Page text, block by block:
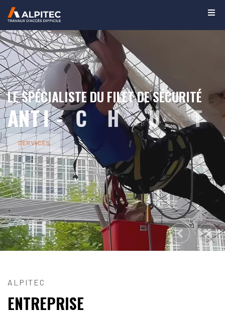
LE SPÉCIALISTE DU FILET DE SÉCURITÉ
ANTI-CHU E
SERVICES
ALPITEC
ENTREPRISE